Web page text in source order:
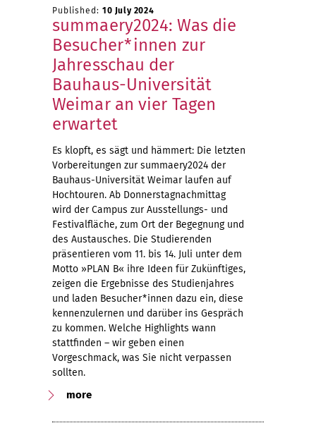
Published: 10 July 2024
summaery2024: Was die
Besucher*innen zur
Jahresschau der
Bauhaus-Universität
Weimar an vier Tagen
erwartet
Es klopft, es sägt und hämmert: Die letzten
Vorbereitungen zur summaery2024 der
Bauhaus-Universität Weimar laufen auf
Hochtouren. Ab Donnerstagnachmittag
wird der Campus zur Ausstellungs- und
Festivalfläche, zum Ort der Begegnung und
des Austausches. Die Studierenden
präsentieren vom 11. bis 14. Juli unter dem
Motto »PLAN B« ihre Ideen für Zukünftiges,
zeigen die Ergebnisse des Studienjahres
und laden Besucher*innen dazu ein, diese
kennenzulernen und darüber ins Gespräch
zu kommen. Welche Highlights wann
stattfinden – wir geben einen
Vorgeschmack, was Sie nicht verpassen
sollten.
more